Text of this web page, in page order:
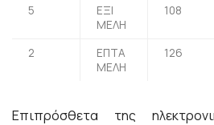
5
ΕΞΙ
ΜΕΛΗ
108
2
ΕΠΤΑ
ΜΕΛΗ
126
Επιπρόσθετα της